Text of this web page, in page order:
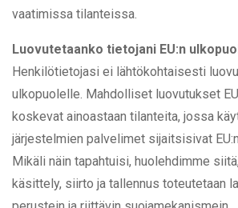
vaatimissa tilanteissa.
Luovutetaanko tietojani EU:n
Henkilötietojasi ei lähtökohtaisesti
ulkopuolelle. Mahdolliset luovutukset
koskevat ainoastaan tilanteita, jossa
järjestelmien palvelimet sijaitsisivat
Mikäli näin tapahtuisi, huolehdimme
käsittely, siirto ja tallennus toteutetaan